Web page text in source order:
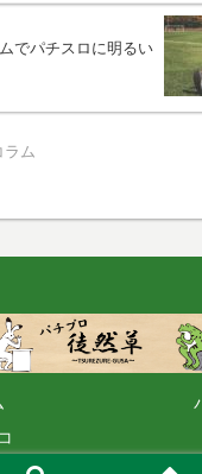
でパチスロに明るい
ラム